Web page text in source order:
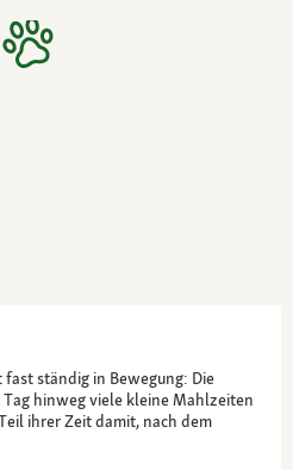
fast ständig in Bewegung: Die
hinweg viele kleine Mahlzeiten
ihrer Zeit damit, nach dem